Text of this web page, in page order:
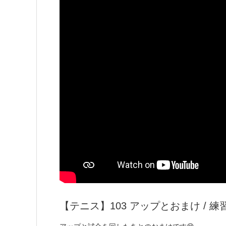
【テニス】103 アップとおまけ / 練